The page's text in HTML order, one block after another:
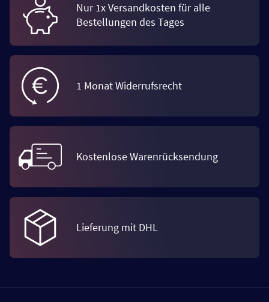
Nur 1x Versandkosten für alle
Bestellungen des Tages
1 Monat Widerrufsrecht
Kostenlose Warenrücksendung
Lieferung mit DHL